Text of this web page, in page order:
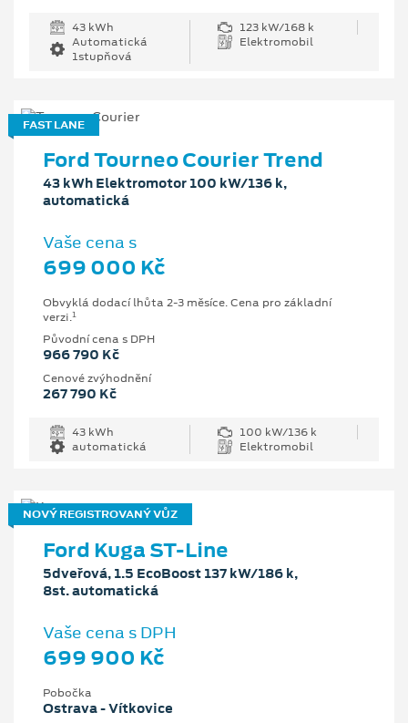
43 kWh
123 kW/168 k
Automatická
1stupňová
Elektromobil
FAST LANE
Ford Tourneo Courier Trend
43 kWh Elektromotor 100 kW/136 k,
automatická
Vaše cena s
699 000 Kč
Obvyklá dodací lhůta 2-3 měsíce. Cena pro základní
verzi.1
Původní cena s DPH
966 790 Kč
Cenové zvýhodnění
267 790 Kč
43 kWh
100 kW/136 k
automatická
Elektromobil
NOVÝ REGISTROVANÝ VŮZ
Ford Kuga ST-Line
5dveřová, 1.5 EcoBoost 137 kW/186 k,
8st. automatická
Vaše cena s DPH
699 900 Kč
Pobočka
Ostrava - Vítkovice